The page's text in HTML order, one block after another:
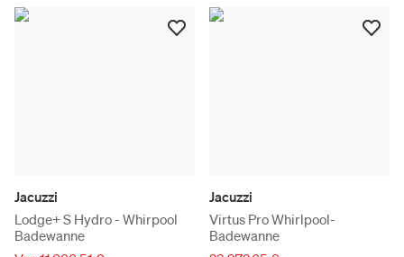
Jacuzzi
Lodge+ S Hydro - Whirpool
Badewanne
Jacuzzi
Virtus Pro Whirlpool-
Badewanne